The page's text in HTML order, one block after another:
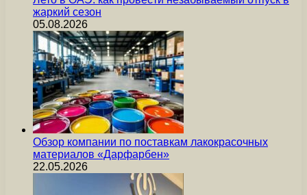
жаркий сезон
05.08.2026
Обзор компании по поставкам лакокрасочных
материалов «Дарфарбен»
22.05.2026